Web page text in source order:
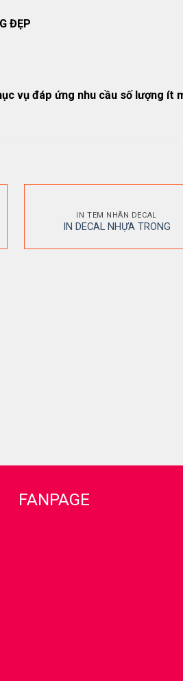
ĐẸP
vụ đáp ứng nhu cầu số lượng ít
IN TEM NHÃN DECAL
IN DECAL NHỰA TRONG
FANPAGE